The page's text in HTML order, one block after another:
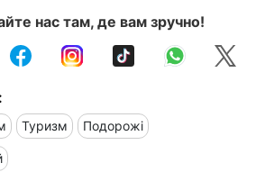
нас там, де вам зручно!
Туризм Подорожі